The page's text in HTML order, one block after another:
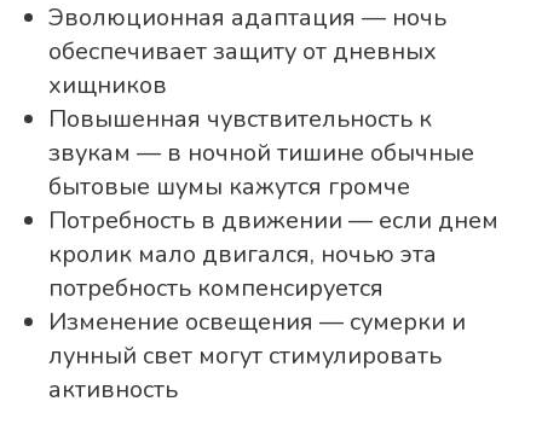
Эволюционная адаптация — ночь
обеспечивает защиту от дневных
хищников
Повышенная чувствительность к
звукам — в ночной тишине обычные
бытовые шумы кажутся громче
Потребность в движении — если днем
кролик мало двигался, ночью эта
потребность компенсируется
Изменение освещения — сумерки и
лунный свет могут стимулировать
активность